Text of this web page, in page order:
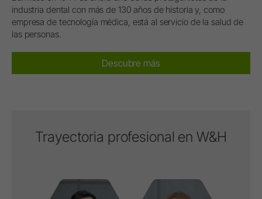
industria dental con más de 130 años de historia y, como
empresa de tecnología médica, está al servicio de la salud de
las personas.
Descubre más
Trayectoria profesional en W&H